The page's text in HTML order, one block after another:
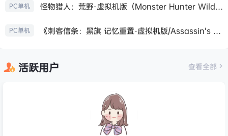
PC单机 怪物猎人：荒野-虚拟机版（Monster Hunter Wilds HYPERVISOR）免安装中文版
PC单机 《刺客信条：黑旗 记忆重置-虚拟机版/Assassin’s Creed Black Flag Resynced HYPERVISOR》免安装中文版
活跃用户 查看全部